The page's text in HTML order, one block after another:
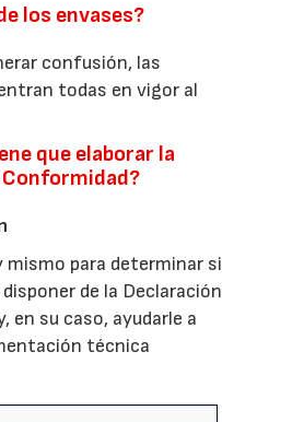
los envases?
confusión, las
todas en vigor al
que elaborar la
para determinar si
de la Declaración
en su caso, ayudarle a
técnica